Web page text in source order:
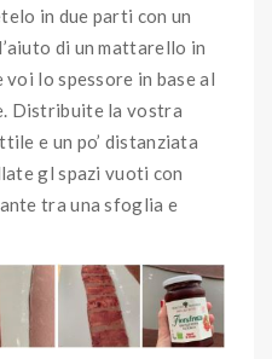
in due parti con un
di un mattarello in
lo spessore in base al
Distribuite la vostra
e un po’ distanziata
gl spazi vuoti con
tra una sfoglia e